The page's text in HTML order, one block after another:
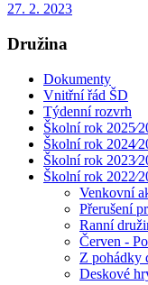
27. 2. 2023
Družina
Dokumenty
Vnitřní řád ŠD
Týdenní rozvrh
Školní rok
Školní rok
Školní rok
Školní rok
Venkovní
Přerušení
Ranní
Červen -
Z pohádky
Deskové